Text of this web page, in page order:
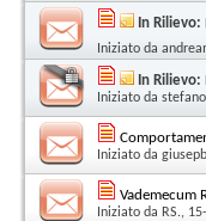
In Rilievo:
Iniziato da
In Rilievo:
Iniziato da stefano
Iniziato da
Vademecum
Iniziato da RS.,